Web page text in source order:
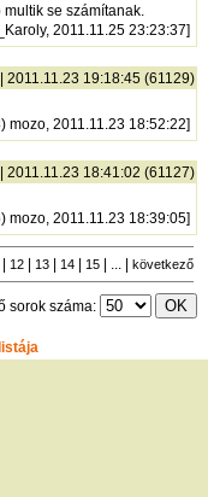
se számítanak.
2011.11.25 23:23:37]
| 2011.11.23 19:18:45 (61129)
mozo, 2011.11.23 18:52:22]
| 2011.11.23 18:41:02 (61127)
mozo, 2011.11.23 18:39:05]
12 13 14 15 | ... |következő
sorok száma: